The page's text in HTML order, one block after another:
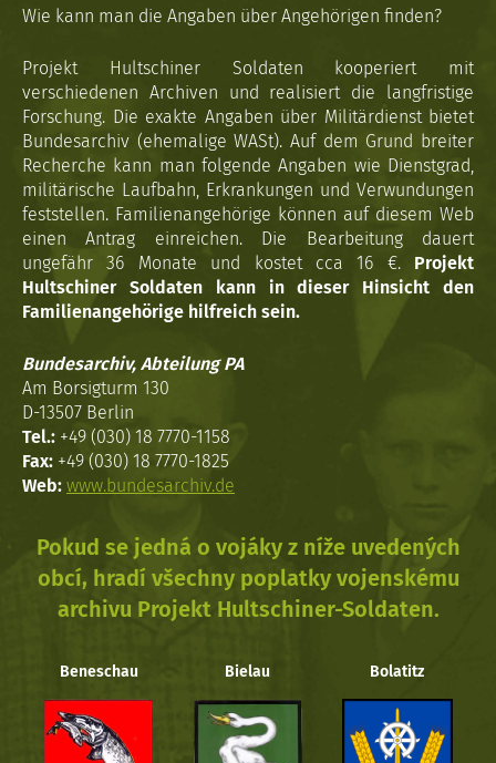
Wie kann man die Angaben über Angehörigen finden?
Projekt Hultschiner Soldaten kooperiert mit
verschiedenen Archiven und realisiert die langfristige
Forschung. Die exakte Angaben über Militärdienst bietet
Bundesarchiv (ehemalige WASt). Auf dem Grund breiter
Recherche kann man folgende Angaben wie Dienstgrad,
militärische Laufbahn, Erkrankungen und Verwundungen
feststellen. Familienangehörige können auf diesem Web
einen Antrag einreichen. Die Bearbeitung dauert
ungefähr 36 Monate und kostet cca 16 €. Projekt
Hultschiner Soldaten kann in dieser Hinsicht den
Familienangehörige hilfreich sein.
Bundesarchiv, Abteilung PA
Am Borsigturm 130
D-13507 Berlin
Tel.: +49 (030) 18 7770-1158
Fax: +49 (030) 18 7770-1825
Web: www.bundesarchiv.de
Pokud se jedná o vojáky z níže uvedených
obcí, hradí všechny poplatky vojenskému
archivu Projekt Hultschiner-Soldaten.
Beneschau Bielau Bolatitz